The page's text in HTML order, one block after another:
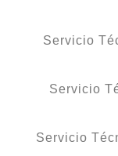
Servicio
Servicio
Servicio